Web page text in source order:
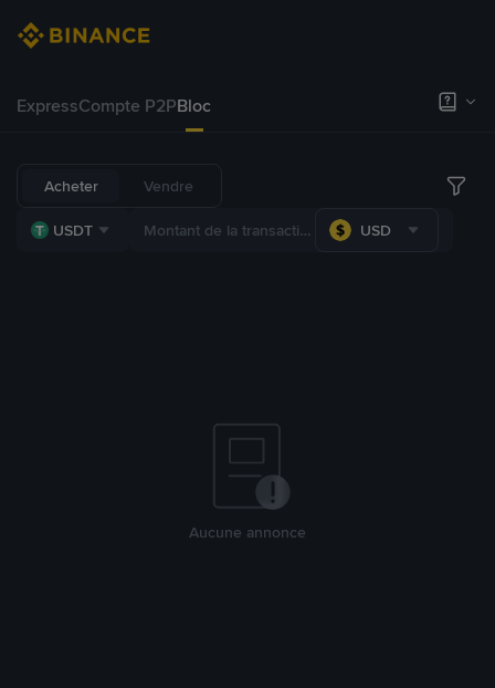
ExpressCompte P2PBloc
Acheter Vendre
USDT USD
Aucune annonce